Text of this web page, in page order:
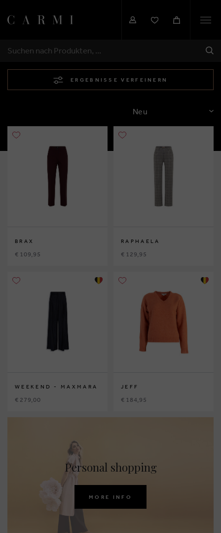
SUCHEN
ERGEBNISSE VERFEINERN
SORTIEREN
BRAX
€ 109,95
RAPHAELA
€ 129,95
WEEKEND - MAXMARA
€ 279,00
JEFF
€ 184,95
Personal shopping
MORE INFO